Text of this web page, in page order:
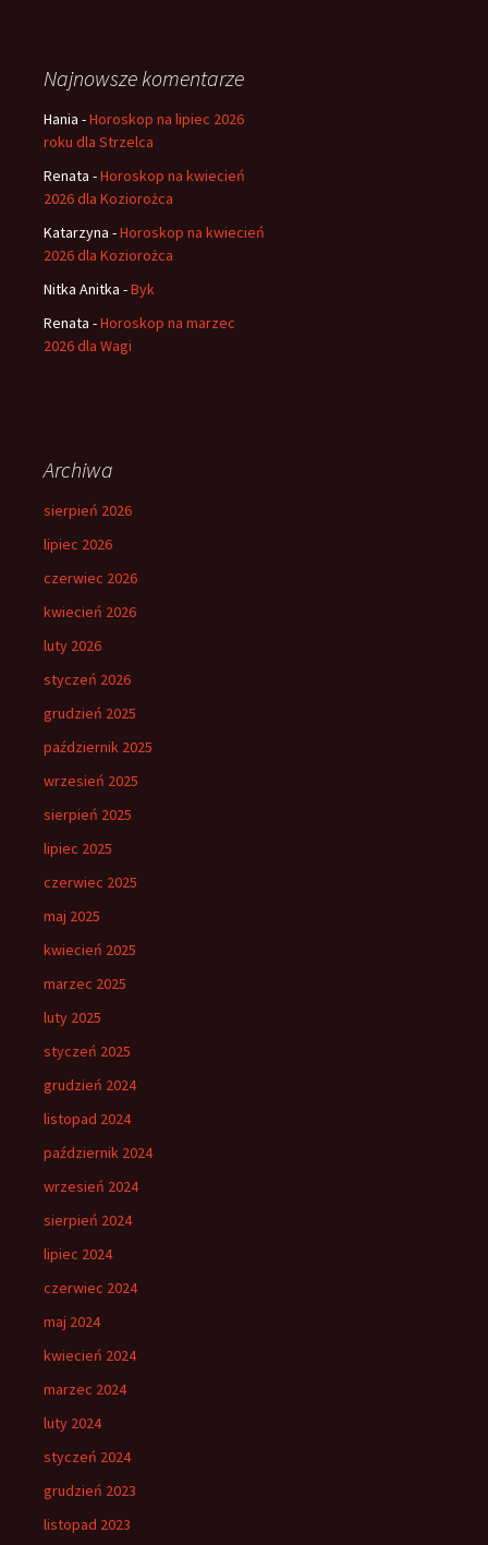
Najnowsze komentarze
Hania -Horoskop na lipiec 2026
roku dla Strzelca
Renata -Horoskop na kwiecień
2026 dla Koziorożca
Katarzyna -Horoskop na kwiecień
2026 dla Koziorożca
Nitka Anitka -Byk
Renata -Horoskop na marzec
2026 dla Wagi
Archiwa
sierpień 2026
lipiec 2026
czerwiec 2026
kwiecień 2026
luty 2026
styczeń 2026
grudzień 2025
październik 2025
wrzesień 2025
sierpień 2025
lipiec 2025
czerwiec 2025
maj 2025
kwiecień 2025
marzec 2025
luty 2025
styczeń 2025
grudzień 2024
listopad 2024
październik 2024
wrzesień 2024
sierpień 2024
lipiec 2024
czerwiec 2024
maj 2024
kwiecień 2024
marzec 2024
luty 2024
styczeń 2024
grudzień 2023
listopad 2023